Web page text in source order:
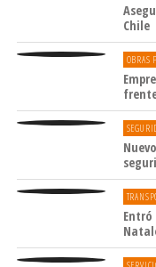
Chile
OBRAS